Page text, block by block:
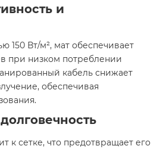
и
150 Вт/м², мат обеспечивает
при низком потреблении
кабель снижает
обеспечивая
к сетке, что предотвращает его